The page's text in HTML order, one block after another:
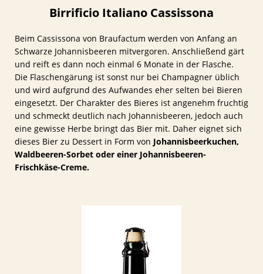
Birrificio Italiano Cassissona
Beim Cassissona von Braufactum werden von Anfang an
Schwarze Johannisbeeren mitvergoren. Anschließend gärt
und reift es dann noch einmal 6 Monate in der Flasche.
Die Flaschengärung ist sonst nur bei Champagner üblich
und wird aufgrund des Aufwandes eher selten bei Bieren
eingesetzt. Der Charakter des Bieres ist angenehm fruchtig
und schmeckt deutlich nach Johannisbeeren, jedoch auch
eine gewisse Herbe bringt das Bier mit. Daher eignet sich
dieses Bier zu Dessert in Form von Johannisbeerkuchen,
Waldbeeren-Sorbet oder einer Johannisbeeren-
Frischkäse-Creme.